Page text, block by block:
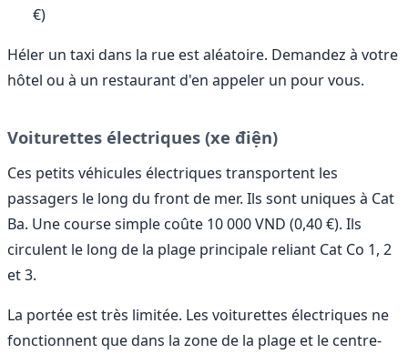
€)
Héler un taxi dans la rue est aléatoire. Demandez à votre
hôtel ou à un restaurant d'en appeler un pour vous.
Voiturettes électriques (xe điện)
Ces petits véhicules électriques transportent les
passagers le long du front de mer. Ils sont uniques à Cat
Ba. Une course simple coûte 10 000 VND (0,40 €). Ils
circulent le long de la plage principale reliant Cat Co 1, 2
et 3.
La portée est très limitée. Les voiturettes électriques ne
fonctionnent que dans la zone de la plage et le centre-